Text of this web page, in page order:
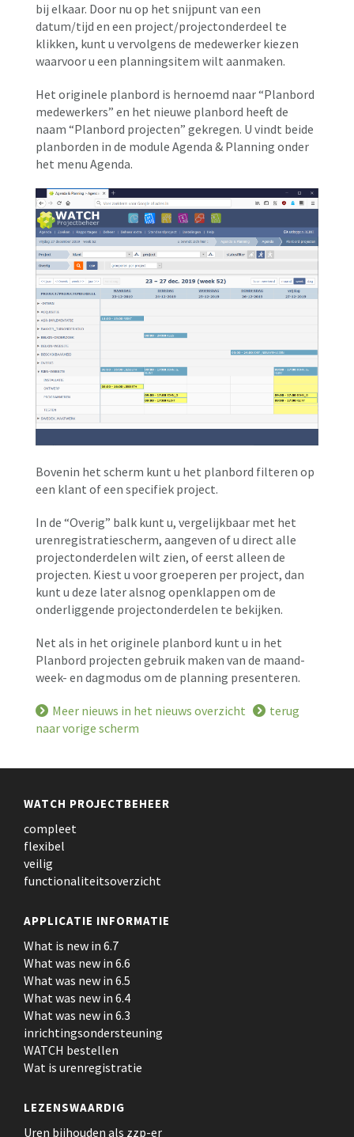
bij elkaar. Door nu op het snijpunt van een
datum/tijd en een project/projectonderdeel te
klikken, kunt u vervolgens de medewerker kiezen
waarvoor u een planningsitem wilt aanmaken.
Het originele planbord is hernoemd naar “Planbord
medewerkers” en het nieuwe planbord heeft de
naam “Planbord projecten” gekregen. U vindt beide
planborden in de module Agenda & Planning onder
het menu Agenda.
Bovenin het scherm kunt u het planbord filteren op
een klant of een specifiek project.
In de “Overig” balk kunt u, vergelijkbaar met het
urenregistratiescherm, aangeven of u direct alle
projectonderdelen wilt zien, of eerst alleen de
projecten. Kiest u voor groeperen per project, dan
kunt u deze later alsnog openklappen om de
onderliggende projectonderdelen te bekijken.
Net als in het originele planbord kunt u in het
Planbord projecten gebruik maken van de maand-
week- en dagmodus om de planning presenteren.
Meer nieuws in het nieuws overzicht
terug
naar vorige scherm
WATCH PROJECTBEHEER
compleet
flexibel
veilig
functionaliteitsoverzicht
APPLICATIE INFORMATIE
What is new in 6.7
What was new in 6.6
What was new in 6.5
What was new in 6.4
What was new in 6.3
inrichtingsondersteuning
WATCH bestellen
Wat is urenregistratie
LEZENSWAARDIG
Uren bijhouden als zzp-er